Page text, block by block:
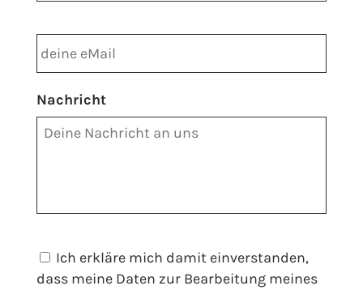
Mail
Nachricht
Ich erkläre mich damit einverstanden,
dass meine Daten zur Bearbeitung meines